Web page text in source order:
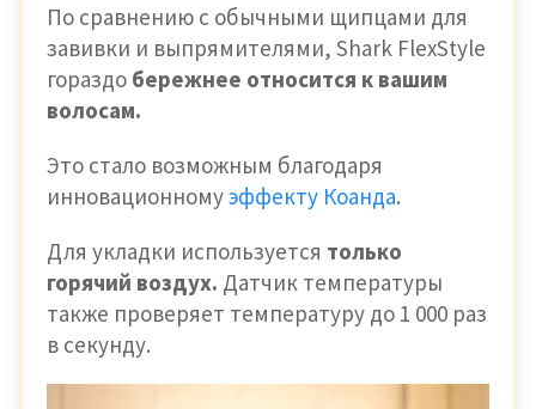
По сравнению с обычными щипцами для
завивки и выпрямителями, Shark FlexStyle
гораздо бережнее относится к вашим
волосам.
Это стало возможным благодаря
инновационномуэффекту Коанда.
Для укладки используется только
горячий воздух. Датчик температуры
также проверяет температуру до 1 000 раз
в секунду.